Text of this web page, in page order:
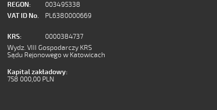
REGON:
003495338
VAT ID No.
PL6380000669
KRS:
0000384737
Wydz. VIII Gospodarczy KRS
Sądu Rejonowego w Katowicach
Kapital zakładowy:
758 000,00 PLN